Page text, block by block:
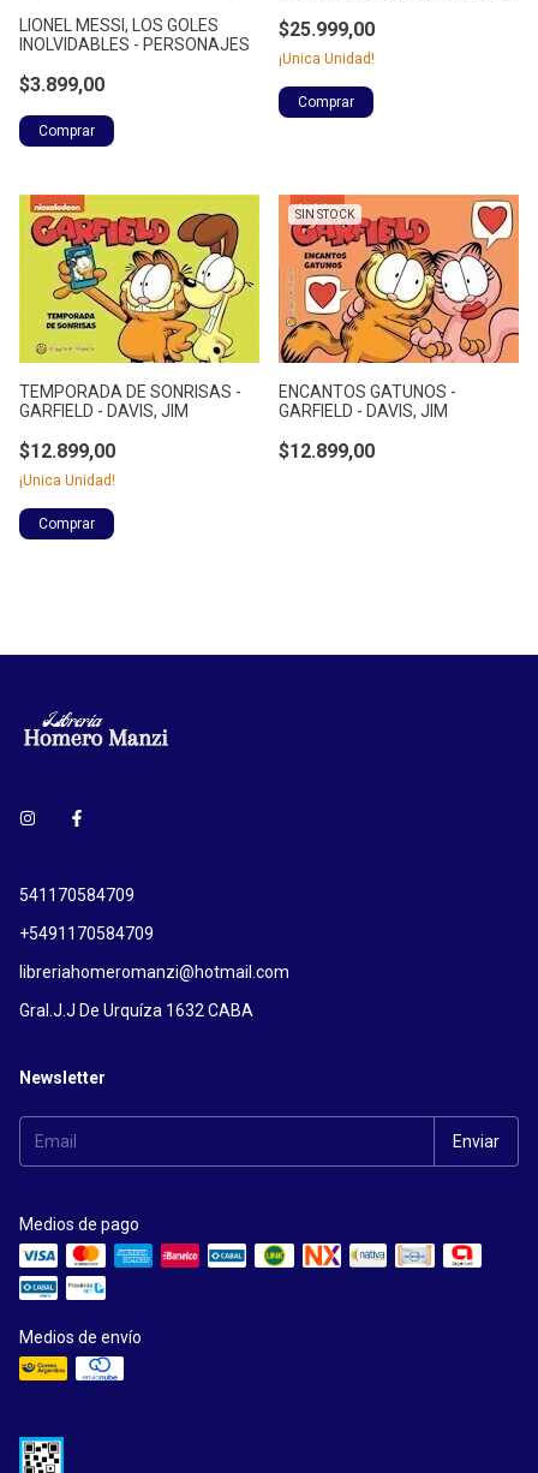
LIONEL MESSI, LOS GOLES
INOLVIDABLES - PERSONAJES
$3.899,00
$25.999,00
¡Unica Unidad!
TEMPORADA DE SONRISAS -
GARFIELD - DAVIS, JIM
$12.899,00
¡Unica Unidad!
SIN STOCK
ENCANTOS GATUNOS -
GARFIELD - DAVIS, JIM
$12.899,00
541170584709
+5491170584709
libreriahomeromanzi@hotmail.com
Gral.J.J De Urquíza 1632 CABA
Newsletter
Medios de pago
Medios de envío